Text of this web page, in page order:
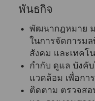
พันธกิจ
พัฒนากฎหมาย ม
ในการจัดการม
สังคม และเทคโ
กำกับ ดูแล บังคั
แวดล้อม เพื่อก
ติดตาม ตรวจสอ